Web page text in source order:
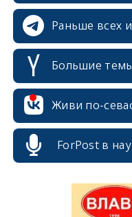
Раньше всех
Большие
Живи по-
ForPost в